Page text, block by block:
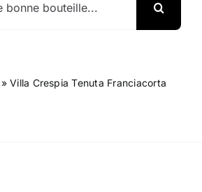
»Villa Crespia Tenuta Franciacorta